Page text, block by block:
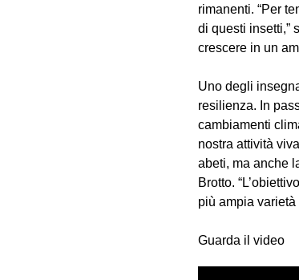
rimanenti. “Per
di questi insetti,”
crescere in un
Uno degli
resilienza. In
cambiamenti
nostra attività
abeti, ma anche
Brotto.
più ampia
Guarda il video